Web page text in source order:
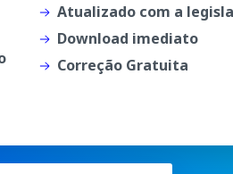
Atualizado com a
Download imediato
Correção Gratuita